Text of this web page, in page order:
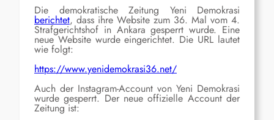
Die demokratische Zeitung Yeni Demokrasi
berichtet, dass ihre Website zum 36. Mal vom 4.
Strafgerichtshof in Ankara gesperrt wurde. Eine
neue Website wurde eingerichtet. Die URL lautet
wie folgt:
https://www.yenidemokrasi36.net/
Auch der Instagram-Account von Yeni Demokrasi
wurde gesperrt. Der neue offizielle Account der
Zeitung ist: